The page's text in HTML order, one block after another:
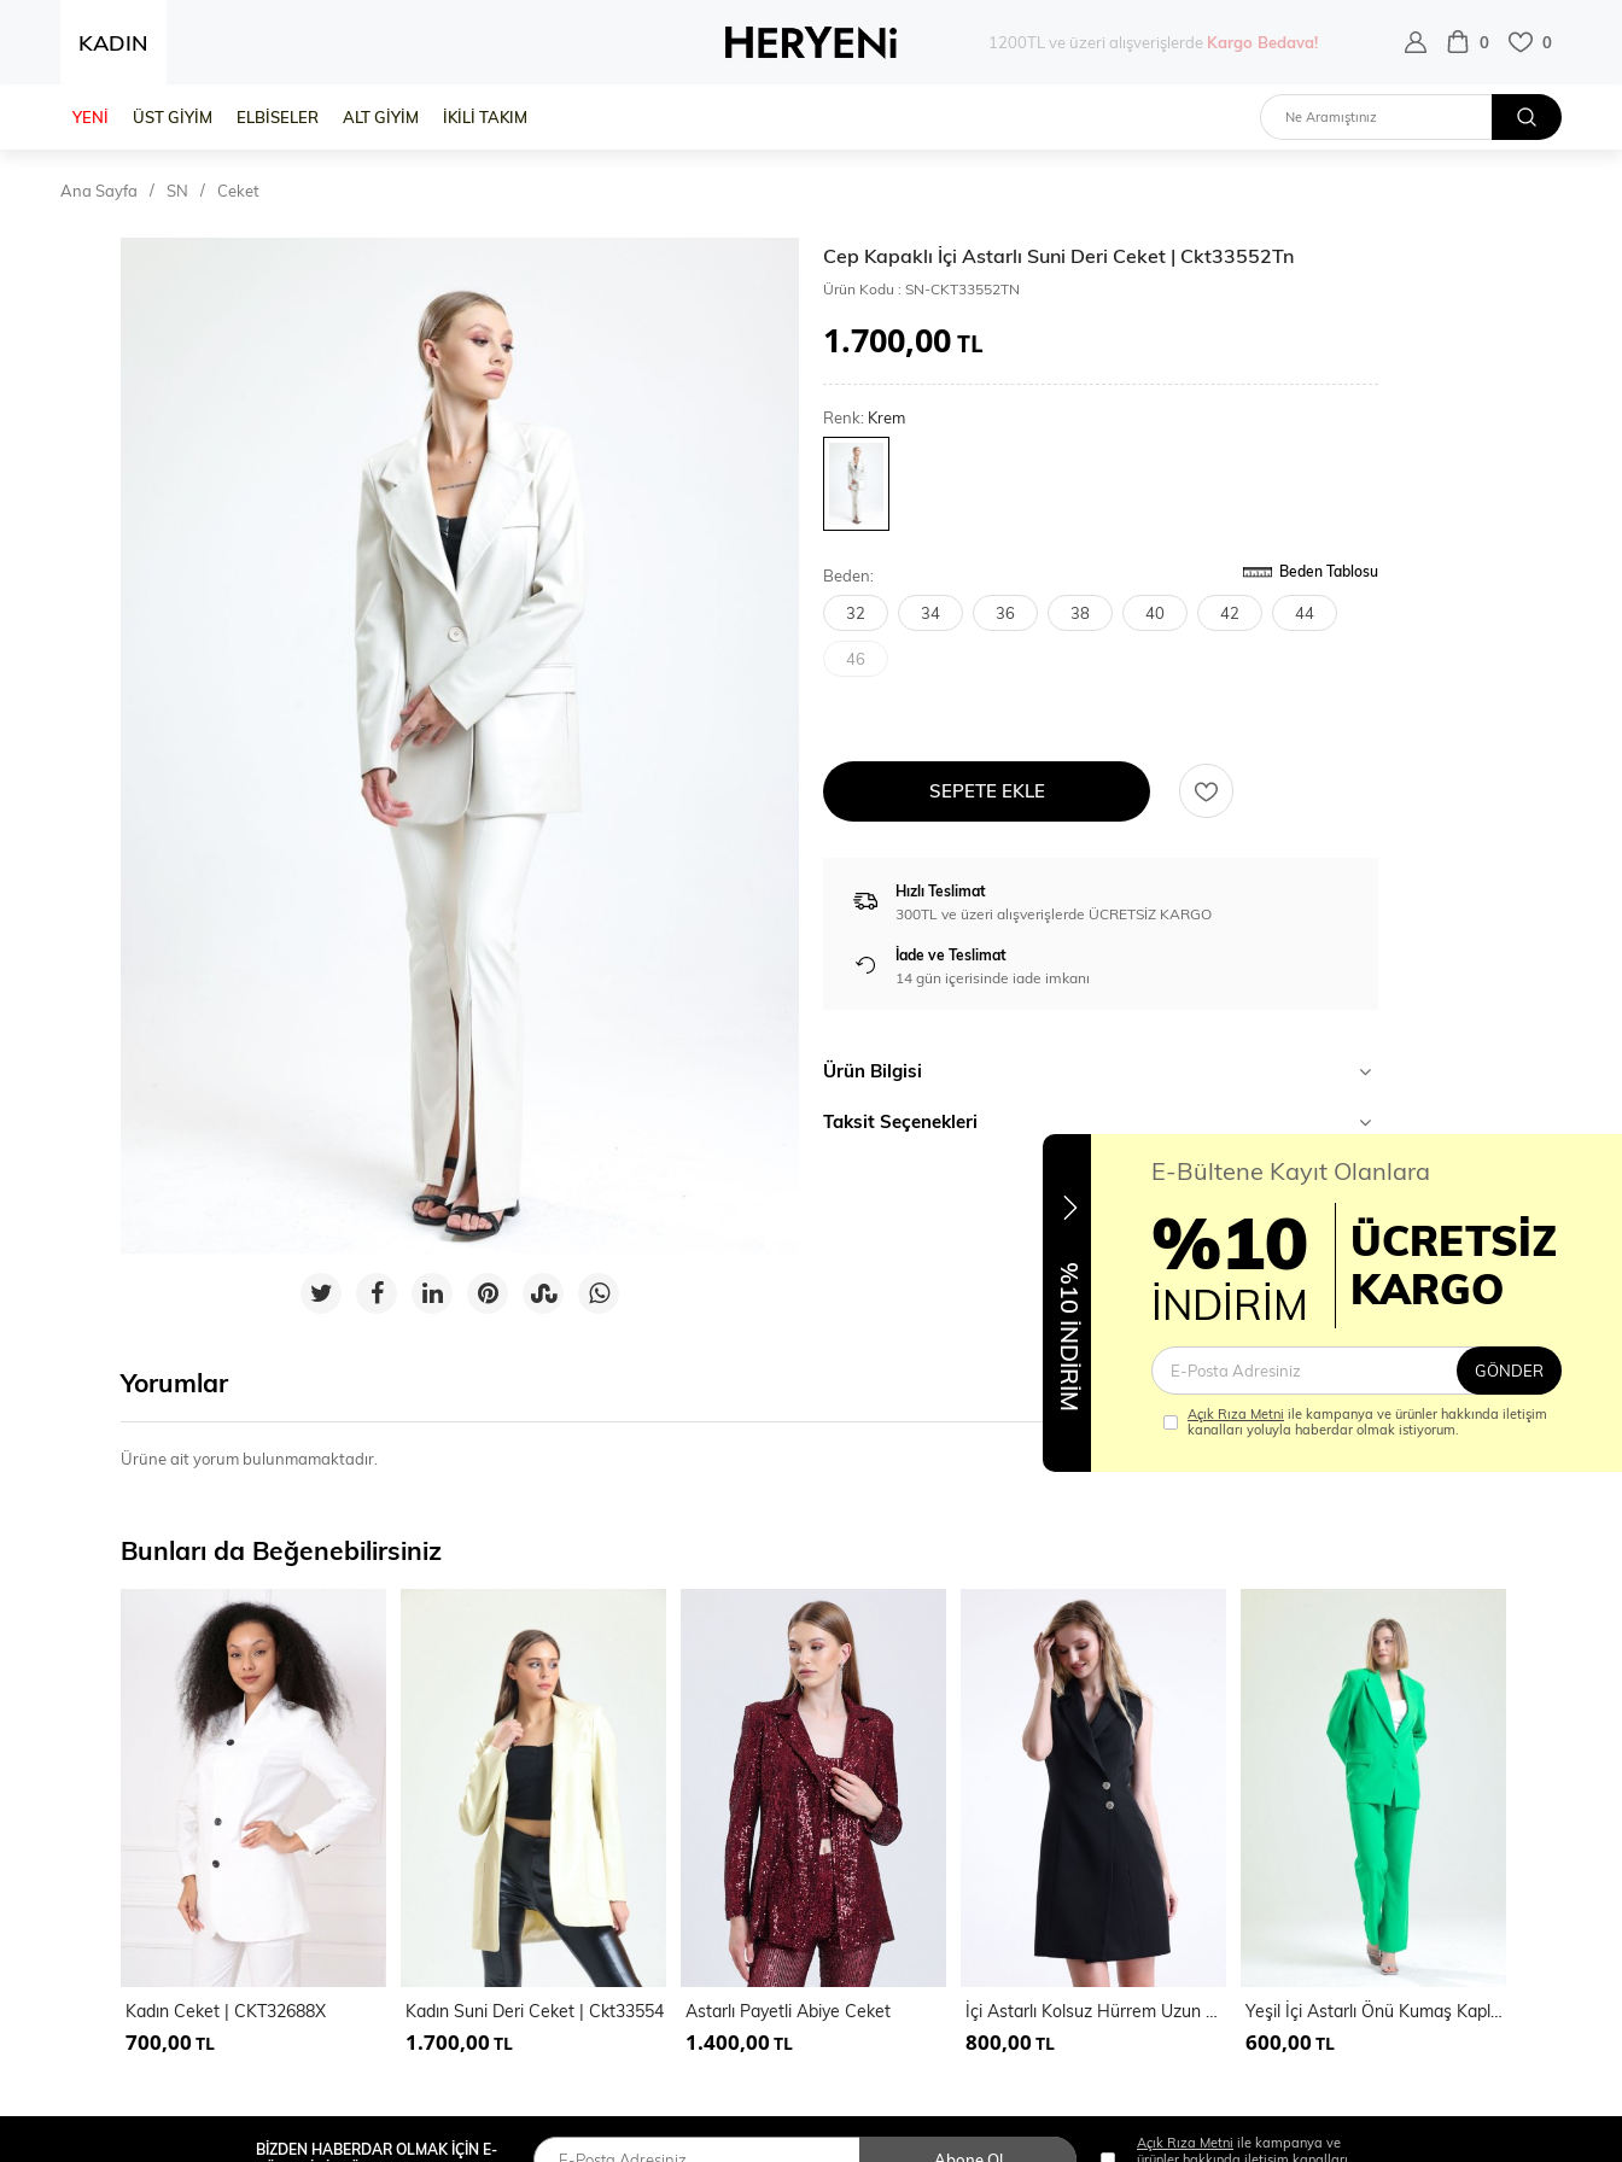
KADIN Whatsapp destek hattı:0 532 452 02 68 0 0
YENİ ÜST GİYİM ELBİSELER ALT GİYİM İKİLİ TAKIM
Ana Sayfa SN Ceket
Cep Kapaklı İçi Astarlı Suni Deri Ceket | Ckt33552Tn
Ürün Kodu : SN-CKT33552TN
1.700,00TL
Renk: Krem
Beden: Beden Tablosu
32 34 36 38 40 42 44
46
SEPETE EKLE
Hızlı Teslimat
300TL ve üzeri alışverişlerde ÜCRETSİZ KARGO
İade ve Teslimat
14 gün içerisinde iade imkanı
Ürün Bilgisi
Taksit Seçenekleri
Yorumlar
Ürüne ait yorum bulunmamaktadır.
Bunları da Beğenebilirsiniz
Kadın Ceket | CKT32688X
700,00 TL
Kadın Suni Deri Ceket | Ckt33554
1.700,00 TL
Astarlı Payetli Abiye Ceket
1.400,00 TL
İçi Astarlı Kolsuz Hürrem Uzun Ceket Elbise | Ckt35288
800,00 TL
Yeşil İçi Astarlı Önü Kumaş Kaplama Hürrem Ceket | Ckt34296
600,00 TL
%10 İNDİRİM
E-Bültene Kayıt Olanlara
%10
İNDİRİM
ÜCRETSİZ
KARGO
GÖNDER
Açık Rıza Metni ile kampanya ve ürünler hakkında iletişim
kanalları yoluyla haberdar olmak istiyorum.
BİZDEN HABERDAR OLMAK İÇİN E-
Açık Rıza Metni ile kampanya ve